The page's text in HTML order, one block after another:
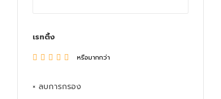
เรทติ้ง
หรือมากกว่า
× ลบการกรอง